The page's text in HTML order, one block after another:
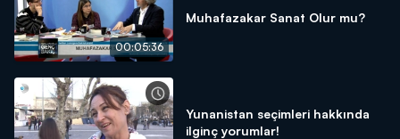
00:05:36
Muhafazakar Sanat Olur mu?
Yunanistan seçimleri hakkında
ilginç yorumlar!